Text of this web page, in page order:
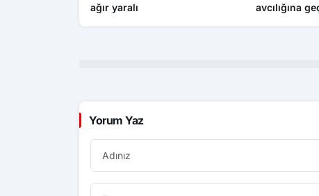
ağır yaralı
avcılığına
Yorum Yaz